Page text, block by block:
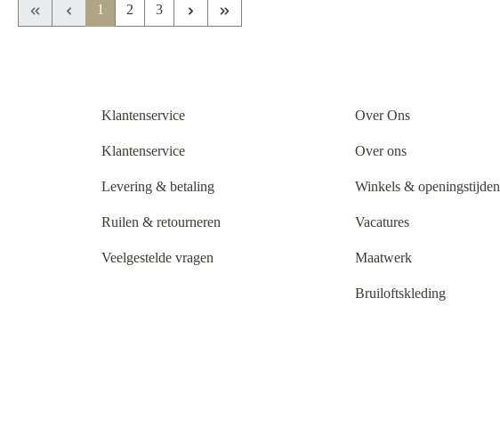
Eerste paginaVorige pagina
1 2 3 Volgende pagina
Laatste pagina
Klantenservice
Klantenservice
Levering & betaling
Ruilen & retourneren
Veelgestelde vragen
Over Ons
Over ons
Winkels & openingstijden
Vacatures
Maatwerk
Bruiloftskleding